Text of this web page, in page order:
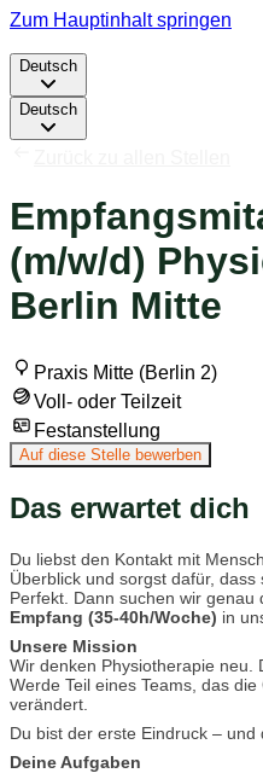
Zum Hauptinhalt springen
Deutsch
Deutsch
(m/w/d)
Berlin Mitte
Praxis Mitte (Berlin 2)
Voll- oder Teilzeit
Festanstellung
Auf diese Stelle bewerben
Das erwartet dich
Du liebst den Kontakt mit
Überblick und sorgst dafür,
Perfekt. Dann suchen wir genau
Empfang (35-40h/Woche) in
Unsere Mission
Wir denken Physiotherapie neu.
Werde Teil eines Teams, das
verändert.
Du bist der erste Eindruck – und
Deine Aufgaben